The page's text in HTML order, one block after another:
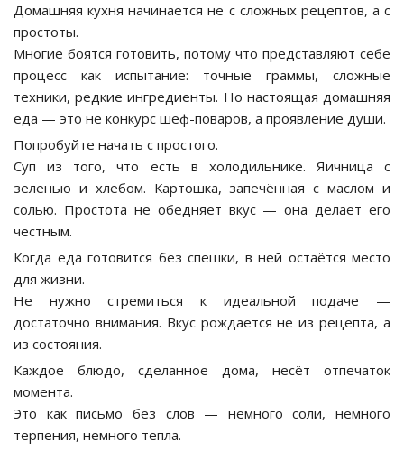
Домашняя кухня начинается не с сложных рецептов, а с
простоты.
Многие боятся готовить, потому что представляют себе
процесс как испытание: точные граммы, сложные
техники, редкие ингредиенты. Но настоящая домашняя
еда — это не конкурс шеф-поваров, а проявление души.
Попробуйте начать с простого.
Суп из того, что есть в холодильнике. Яичница с
зеленью и хлебом. Картошка, запечённая с маслом и
солью. Простота не обедняет вкус — она делает его
честным.
Когда еда готовится без спешки, в ней остаётся место
для жизни.
Не нужно стремиться к идеальной подаче —
достаточно внимания. Вкус рождается не из рецепта, а
из состояния.
Каждое блюдо, сделанное дома, несёт отпечаток
момента.
Это как письмо без слов — немного соли, немного
терпения, немного тепла.